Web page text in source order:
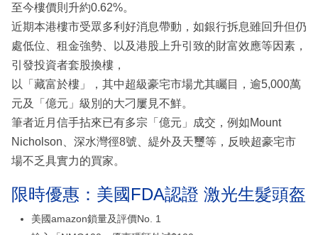
至今樓價則升約0.62%。
近期本港樓市受眾多利好消息帶動，如銀行拆息雖回升但仍
處低位、租金強勢、以及港股上升引致的財富效應等因素，
引發投資者套股換樓，
以「藏富於樓」，其中超級豪宅市場尤其矚目，逾5,000萬
元及「億元」級別的大刁屢見不鮮。
筆者近月信手拈來已有多宗「億元」成交，例如Mount
Nicholson、深水灣徑8號、緹外及天璽等，反映超豪宅市
場不乏具實力的買家。
限時優惠：美國FDA認證 激光生髮頭盔
美國amazon鎖量及評價No. 1